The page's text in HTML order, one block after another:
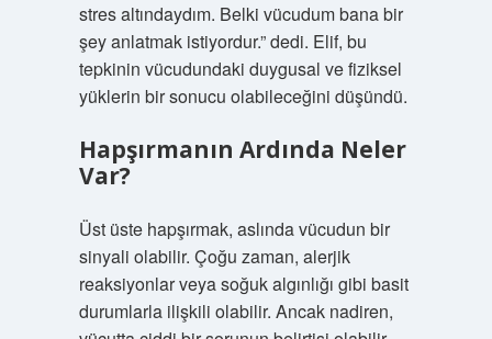
stres altındaydım. Belki vücudum bana bir
şey anlatmak istiyordur.” dedi. Elif, bu
tepkinin vücudundaki duygusal ve fiziksel
yüklerin bir sonucu olabileceğini düşündü.
Hapşırmanın Ardında Neler
Var?
Üst üste hapşırmak, aslında vücudun bir
sinyali olabilir. Çoğu zaman, alerjik
reaksiyonlar veya soğuk algınlığı gibi basit
durumlarla ilişkili olabilir. Ancak nadiren,